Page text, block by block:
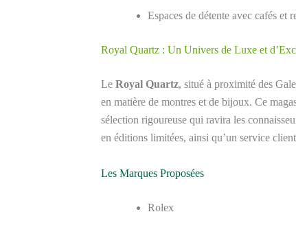
Espaces de détente avec cafés et
Royal Quartz : Un Univers de Luxe et
Le Royal Quartz, situé à proximité des
en matière de montres et de bijoux. Ce
sélection rigoureuse qui ravira les
en éditions limitées, ainsi qu’un service
Les Marques Proposées
Rolex